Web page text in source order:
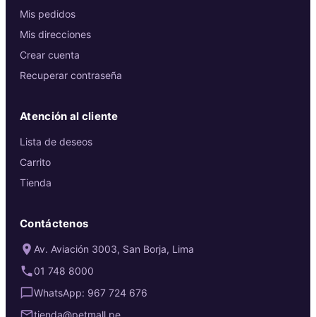
Mis pedidos
Mis direcciones
Crear cuenta
Recuperar contraseña
Atención al cliente
Lista de deseos
Carrito
Tienda
Contáctenos
Av. Aviación 3003, San Borja, Lima
01 748 8000
WhatsApp: 967 724 676
tienda@petmall.pe